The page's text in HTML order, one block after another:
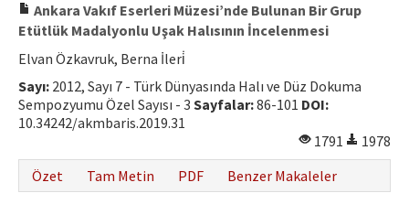
Ankara Vakıf Eserleri Müzesi’nde Bulunan Bir Grup
Etütlük Madalyonlu Uşak Halısının İncelenmesi
Elvan Özkavruk, Berna İleri̇
Sayı: 2012, Sayı 7 - Türk Dünyasında Halı ve Düz Dokuma
Sempozyumu Özel Sayısı - 3 Sayfalar:86-101 DOI:
10.34242/akmbaris.2019.31
1791
1978
Özet
Tam Metin PDF Benzer Makaleler